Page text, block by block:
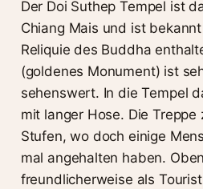
Der Doi Suthep Tempel ist
Chiang Mais und ist
Reliquie des Buddha
(goldenes Monument) ist
sehenswert. In die Tempel
mit langer Hose. Die
Stufen, wo doch einige
mal angehalten haben.
freundlicherweise als